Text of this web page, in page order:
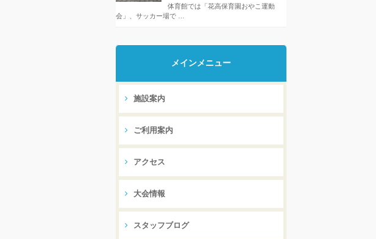
体育館では「花高保育園おやこ運動
会」、サッカー場で …
メインメニュー
施設案内
ご利用案内
アクセス
大会情報
スタッフブログ